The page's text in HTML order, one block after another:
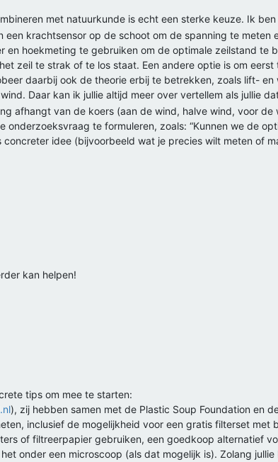
met natuurkunde is echt een sterke keuze. Ik
krachtsensor op de schoot om de spanning te meten
en hoekmeting te gebruiken om de optimale zeilstand te
zeil te strak of te los staat. Een andere optie is om
daarbij ook de theorie erbij te betrekken, zoals lift-
Daar kan ik jullie altijd meer over vertellem als jullie
afhangt van de koers (aan de wind, halve wind, voor
onderzoeksvraag te formuleren, zoals: “Kunnen we de
concreter idee (bijvoorbeeld wat je precies wilt meten of
kan helpen!
tips om mee te starten:
), zij hebben samen met de Plastic Soup Foundation en
inclusief de mogelijkheid voor een gratis filterset met
of filtreerpapier gebruiken, een goedkoop alternatief
onder een microscoop (als dat mogelijk is). Zolang